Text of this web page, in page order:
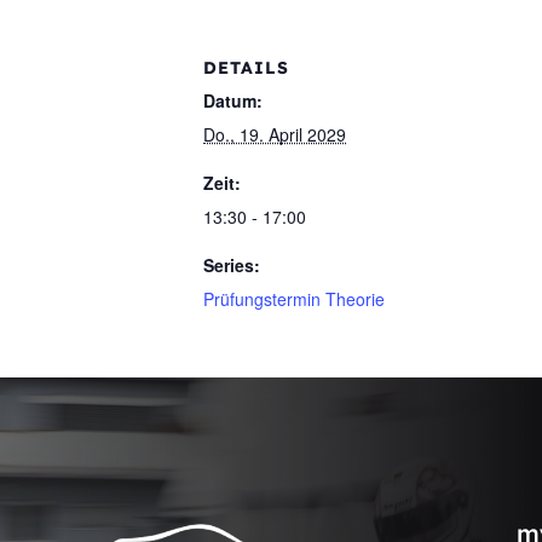
DETAILS
Datum:
Do., 19. April 2029
Zeit:
13:30 - 17:00
Series:
Prüfungstermin Theorie